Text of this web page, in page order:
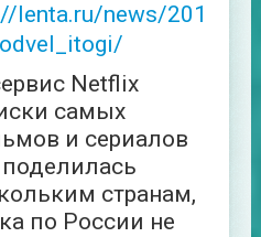
lenta.ru/news/201
Netflix
самых
и сериалов
странам,
по России не